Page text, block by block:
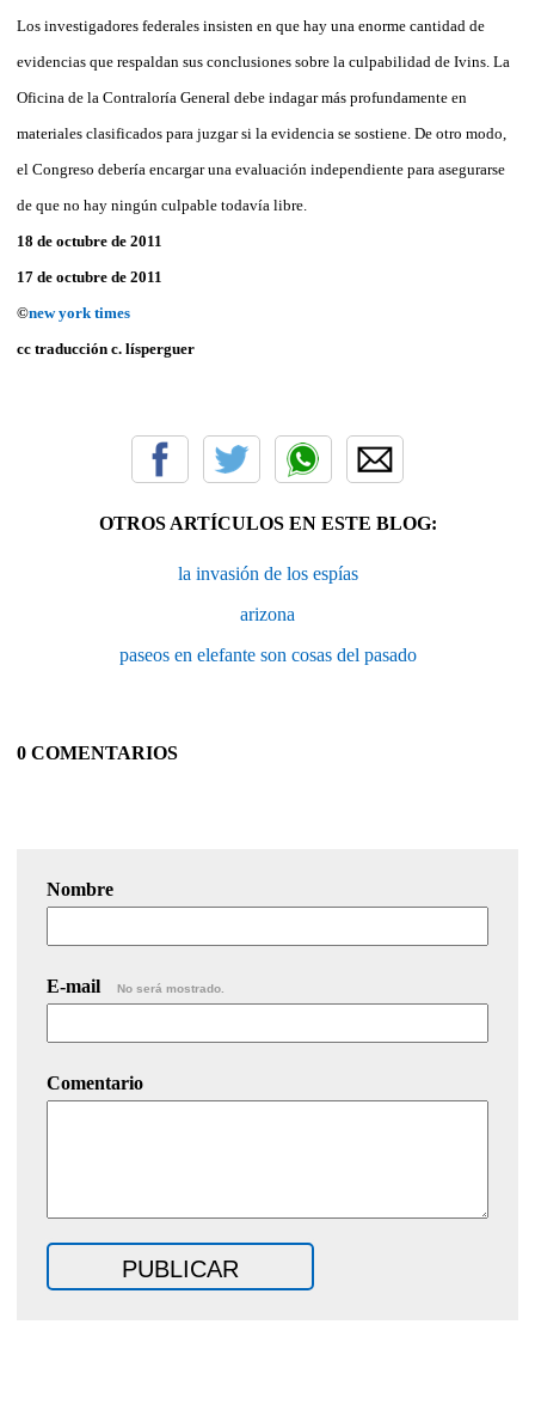
Los investigadores federales insisten en que hay una enorme cantidad de
evidencias que respaldan sus conclusiones sobre la culpabilidad de Ivins. La
Oficina de la Contraloría General debe indagar más profundamente en
materiales clasificados para juzgar si la evidencia se sostiene. De otro modo,
el Congreso debería encargar una evaluación independiente para asegurarse
de que no hay ningún culpable todavía libre.
18 de octubre de 2011
17 de octubre de 2011
©new york times
cc traducción c. lísperguer
OTROS ARTÍCULOS EN ESTE BLOG:
la invasión de los espías
arizona
paseos en elefante son cosas del pasado
0 COMENTARIOS
Nombre
E-mail No será mostrado.
Comentario